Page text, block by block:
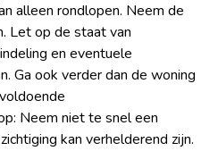
alleen rondlopen. Neem de
Let op de staat van
en eventuele
Ga ook verder dan de woning
Neem niet te snel een
kan verhelderend zijn.